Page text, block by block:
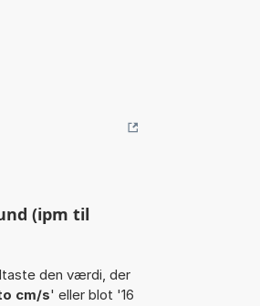
(ipm til
den værdi, der
cm/s' eller blot '16